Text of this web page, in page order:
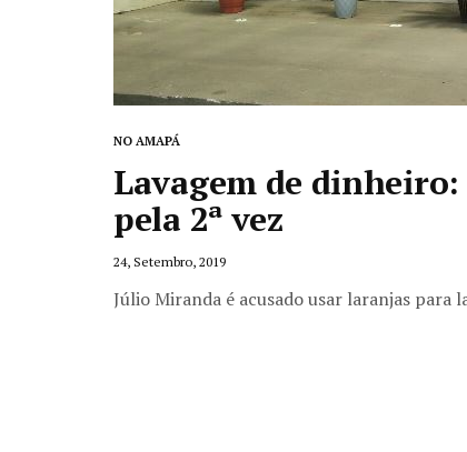
NO AMAPÁ
Lavagem de
pela 2ª vez
24, Setembro, 2019
Júlio Miranda é acusado usar laranjas para